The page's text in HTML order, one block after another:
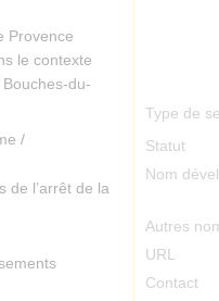
Type de
Statut
Nom
Autres
URL
Contact
Provence
le contexte
du-
/
de l’arrêt de la